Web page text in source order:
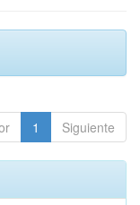
1 Siguiente